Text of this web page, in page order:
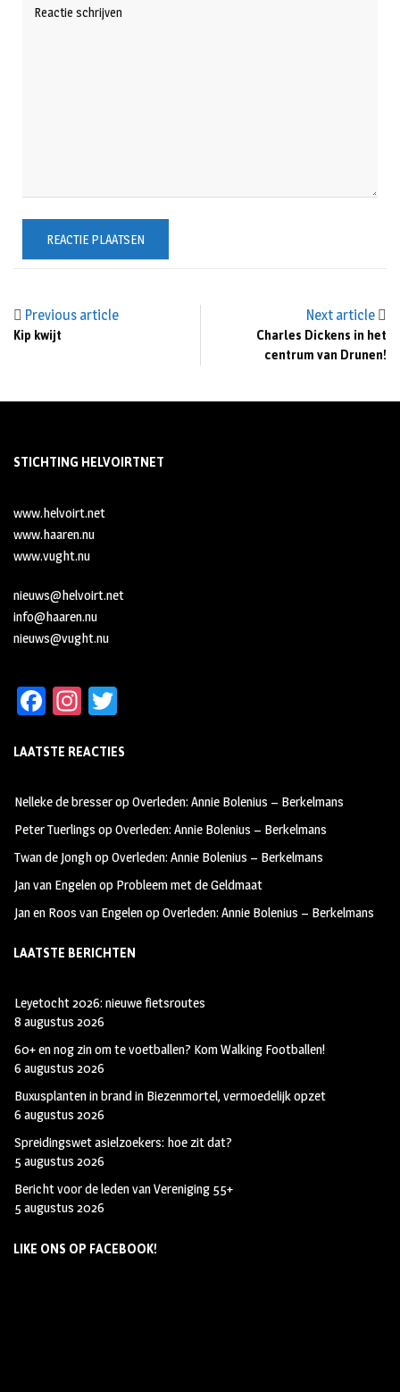
Previous article
Kip kwijt
Next article
Charles Dickens in het
centrum van Drunen!
STICHTING HELVOIRTNET
www.helvoirt.net
www.haaren.nu
www.vught.nu
nieuws@helvoirt.net
info@haaren.nu
nieuws@vught.nu
Fa
b
oo
k
In
ag
m
tt
LAATSTE REACTIES
Nelleke de bresseropOverleden: Annie Bolenius – Berkelmans
Peter Tuerlings opOverleden: Annie Bolenius – Berkelmans
Twan de JonghopOverleden: Annie Bolenius – Berkelmans
Jan van Engelenop Probleem met de Geldmaat
Jan en Roos van EngelenopOverleden: Annie Bolenius – Berkelmans
LAATSTE BERICHTEN
Leyetocht 2026: nieuwe fietsroutes
8 augustus 2026
60+ en nog zin om te voetballen? Kom Walking Footballen!
6 augustus 2026
Buxusplanten in brand in Biezenmortel, vermoedelijk opzet
6 augustus 2026
Spreidingswet asielzoekers: hoe zit dat?
5 augustus 2026
Bericht voor de leden van Vereniging 55+
5 augustus 2026
LIKE ONS OP FACEBOOK!